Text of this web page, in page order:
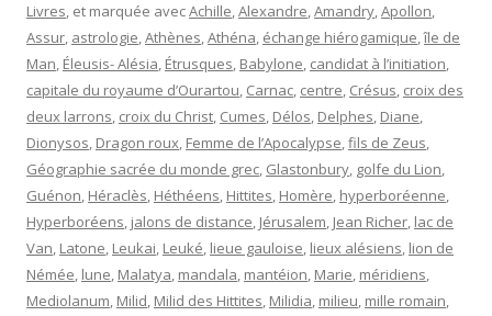
Livres, et marquée avecAchille,Alexandre,Amandry,Apollon,
Assur, astrologie,Athènes,Athéna, échange hiérogamique,île de
Man, Éleusis- Alésia, Étrusques, Babylone, candidat à l’initiation,
capitale du royaume d’Ourartou, Carnac, centre, Crésus, croix des
deux larrons, croix du Christ, Cumes, Délos, Delphes, Diane,
Dionysos, Dragon roux, Femme de l’Apocalypse,fils de Zeus,
Géographie sacrée du monde grec, Glastonbury, golfe du Lion,
Guénon, Héraclès, Héthéens, Hittites, Homère, hyperboréenne,
Hyperboréens, jalons de distance, Jérusalem, Jean Richer, lac de
Van, Latone, Leukai, Leuké, lieue gauloise, lieux alésiens, lion de
Némée, lune, Malatya, mandala, mantéion, Marie, méridiens,
Mediolanum, Milid, Milid des Hittites, Milidia, milieu, mille romain,